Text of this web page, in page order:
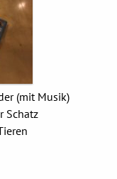
(mit Musik)
Schatz